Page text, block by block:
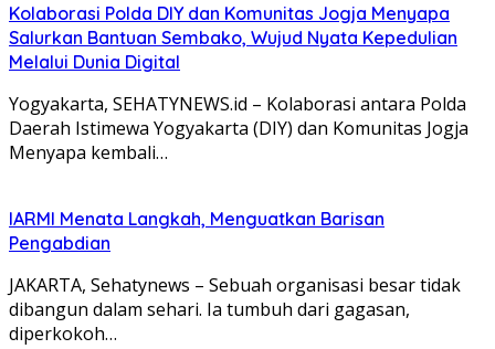
Kolaborasi Polda DIY dan Komunitas Jogja Menyapa
Salurkan Bantuan Sembako, Wujud Nyata Kepedulian
Melalui Dunia Digital
Yogyakarta, SEHATYNEWS.id – Kolaborasi antara Polda
Daerah Istimewa Yogyakarta (DIY) dan Komunitas Jogja
Menyapa kembali…
IARMI Menata Langkah, Menguatkan Barisan
Pengabdian
JAKARTA, Sehatynews – Sebuah organisasi besar tidak
dibangun dalam sehari. Ia tumbuh dari gagasan,
diperkokoh…